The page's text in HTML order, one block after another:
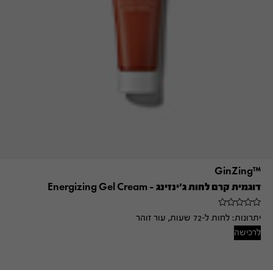
™GinZing
דוגמית קרם לחות ג'ינזינג – Energizing Gel Cream
יתרונות: לחות ל-72 שעות, עור זוהר
לרכישה